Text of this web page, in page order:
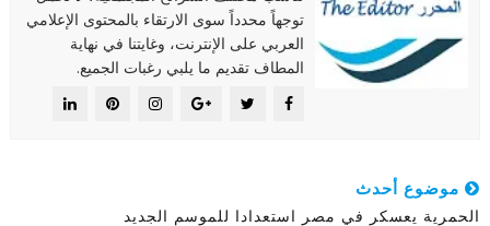
توجهاً محدداً سوى الارتقاء بالمحتوى الإعلامي
العربي على الإنترنت، وغايتنا في نهاية
المطاف تقديم ما يلبي رغبات الجميع.
موضوع أحدث
الحمرية يعسكر في مصر استعدادا للموسم الجديد